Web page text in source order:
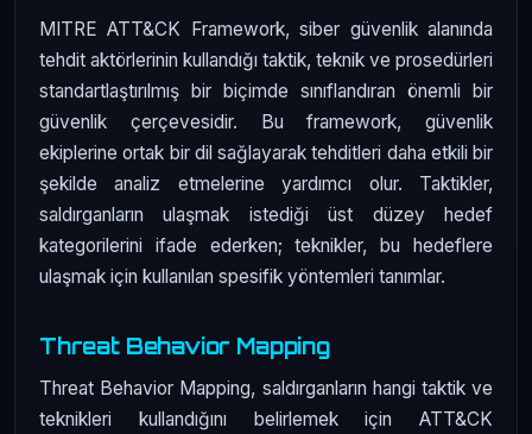
MITRE ATT&CK Framework, siber güvenlik alanında
tehdit aktörlerinin kullandığı taktik, teknik ve prosedürleri
standartlaştırılmış bir biçimde sınıflandıran önemli bir
güvenlik çerçevesidir. Bu framework, güvenlik
ekiplerine ortak bir dil sağlayarak tehditleri daha etkili bir
şekilde analiz etmelerine yardımcı olur. Taktikler,
saldırganların ulaşmak istediği üst düzey hedef
kategorilerini ifade ederken; teknikler, bu hedeflere
ulaşmak için kullanılan spesifik yöntemleri tanımlar.
Threat Behavior Mapping
Threat Behavior Mapping, saldırganların hangi taktik ve
teknikleri kullandığını belirlemek için ATT&CK